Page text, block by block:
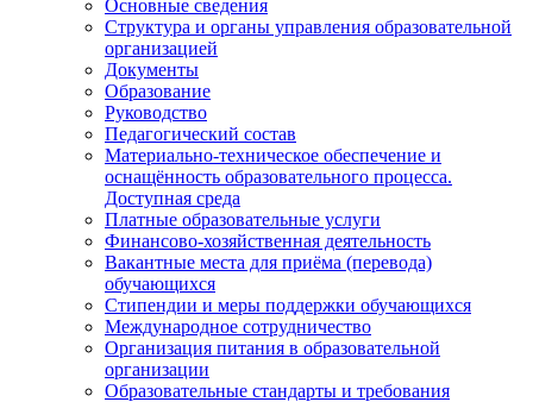
Основные сведения
Структура и органы управления образовательной
организацией
Документы
Образование
Руководство
Педагогический состав
Материально-техническое обеспечение и
оснащённость образовательного процесса.
Доступная среда
Платные образовательные услуги
Финансово-хозяйственная деятельность
Вакантные места для приёма (перевода)
обучающихся
Стипендии и меры поддержки обучающихся
Международное сотрудничество
Организация питания в образовательной
организации
Образовательные стандарты и требования